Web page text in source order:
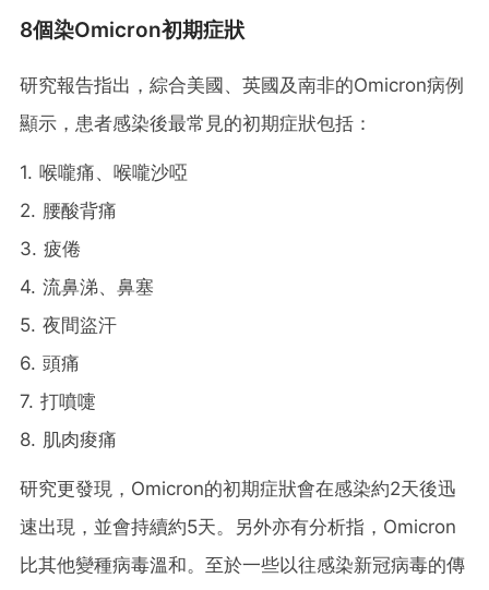
8個染Omicron初期症狀
研究報告指出，綜合美國、英國及南非的Omicron病例
顯示，患者感染後最常見的初期症狀包括：
1. 喉嚨痛、喉嚨沙啞
2. 腰酸背痛
3. 疲倦
4. 流鼻涕、鼻塞
5. 夜間盜汗
6. 頭痛
7. 打噴嚏
8. 肌肉痠痛
研究更發現，Omicron的初期症狀會在感染約2天後迅
速出現，並會持續約5天。另外亦有分析指，Omicron
比其他變種病毒溫和。至於一些以往感染新冠病毒的傳